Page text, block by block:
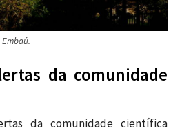
da comunidade
da comunidade científica